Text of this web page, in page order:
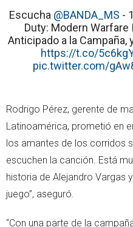
Escucha @BANDA_MS -
Duty: Modern Warfare
Anticipado a la Campaña,
https://t.co/
pic.twitter.com/
Rodrigo Pérez, gerente de
Latinoamérica, prometió en
los amantes de los corridos
escuchen la canción. Está
historia de Alejandro Vargas
juego”, aseguró.
“Con una parte de la